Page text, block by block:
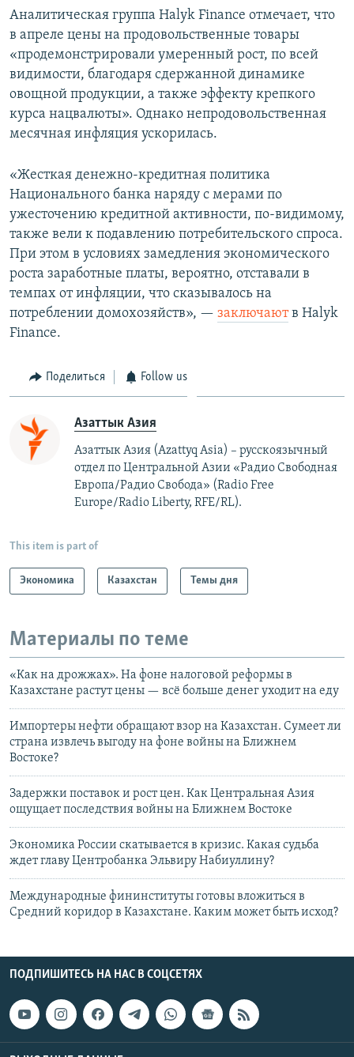
Аналитическая группа Halyk Finance отмечает, что
в апреле цены на продовольственные товары
«продемонстрировали умеренный рост, по всей
видимости, благодаря сдержанной динамике
овощной продукции, а также эффекту крепкого
курса нацвалюты». Однако непродовольственная
месячная инфляция ускорилась.
«Жесткая денежно-кредитная политика
Национального банка наряду с мерами по
ужесточению кредитной активности, по-видимому,
также вели к подавлению потребительского спроса.
При этом в условиях замедления экономического
роста заработные платы, вероятно, отставали в
темпах от инфляции, что сказывалось на
потреблении домохозяйств», — заключаютв Halyk
Finance.
Поделиться Follow us
Азаттык Азия
Азаттык Азия (Azattyq Asia) – русскоязычный
отдел по Центральной Азии «Радио Свободная
Европа/Радио Свобода» (Radio Free
Europe/Radio Liberty, RFE/RL).
This item is part of
Экономика Казахстан Темы дня
Материалы по теме
«Как на дрожжах». На фоне налоговой реформы в
Казахстане растут цены — всё больше денег уходит на еду
Импортеры нефти обращают взор на Казахстан. Сумеет ли
страна извлечь выгоду на фоне войны на Ближнем
Востоке?
Задержки поставок и рост цен. Как Центральная Азия
ощущает последствия войны на Ближнем Востоке
Экономика России скатывается в кризис. Какая судьба
ждет главу Центробанка Эльвиру Набиуллину?
Международные фининституты готовы вложиться в
Средний коридор в Казахстане. Каким может быть исход?
ПОДПИШИТЕСЬ НА НАС В СОЦСЕТЯХ